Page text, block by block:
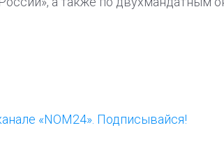
«NOM24». Подписывайся!